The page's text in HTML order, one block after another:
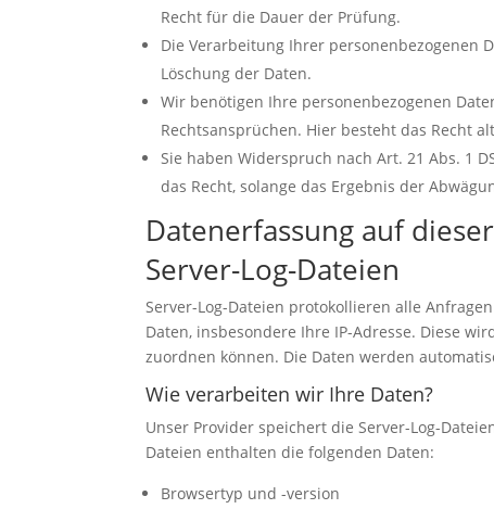
Recht für die Dauer der Prüfung.
Die Verarbeitung Ihrer personenbezogenen
Löschung der Daten.
Wir benötigen Ihre personenbezogenen
Rechtsansprüchen. Hier besteht das Recht
Sie haben Widerspruch nach Art. 21 Abs. 1
das Recht, solange das Ergebnis der
Datenerfassung auf
Server-Log-Dateien
Server-Log-Dateien protokollieren alle
Daten, insbesondere Ihre IP-Adresse. Diese
zuordnen können. Die Daten werden
Wie verarbeiten wir Ihre Daten?
Unser Provider speichert die Server-Log-
Dateien enthalten die folgenden Daten:
Browsertyp und -version